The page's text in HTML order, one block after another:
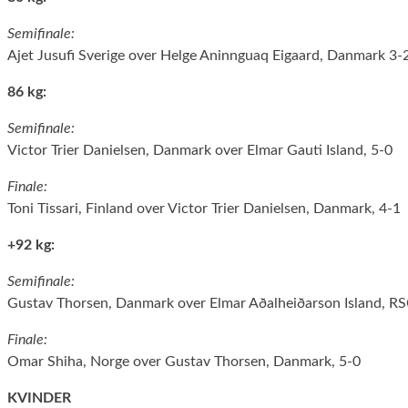
Semifinale:
Ajet Jusufi Sverige over Helge Aninnguaq Eigaard, Danmark 3-
86 kg:
Semifinale:
Victor Trier Danielsen, Danmark over Elmar Gauti Island, 5-0
Finale:
Toni Tissari, Finland over Victor Trier Danielsen, Danmark, 4-1
+92 kg:
Semifinale:
Gustav Thorsen, Danmark over Elmar Aðalheiðarson Island,
Finale:
Omar Shiha, Norge over Gustav Thorsen, Danmark, 5-0
KVINDER